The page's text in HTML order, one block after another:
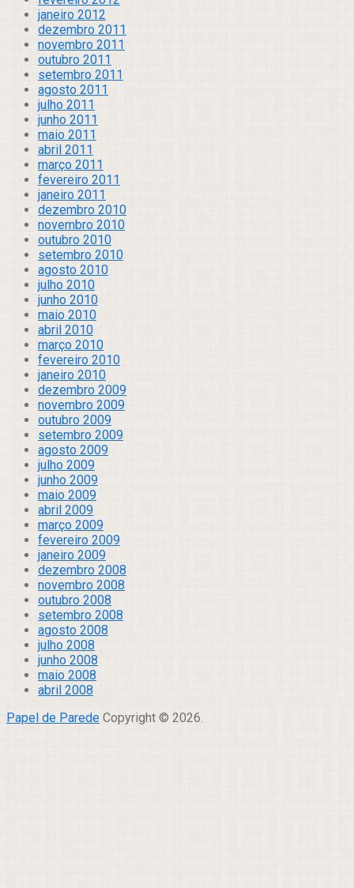
janeiro 2012
dezembro 2011
novembro 2011
outubro 2011
setembro 2011
agosto 2011
julho 2011
junho 2011
maio 2011
abril 2011
março 2011
fevereiro 2011
janeiro 2011
dezembro 2010
novembro 2010
outubro 2010
setembro 2010
agosto 2010
julho 2010
junho 2010
maio 2010
abril 2010
março 2010
fevereiro 2010
janeiro 2010
dezembro 2009
novembro 2009
outubro 2009
setembro 2009
agosto 2009
julho 2009
junho 2009
maio 2009
abril 2009
março 2009
fevereiro 2009
janeiro 2009
dezembro 2008
novembro 2008
outubro 2008
setembro 2008
agosto 2008
julho 2008
junho 2008
maio 2008
abril 2008
Papel de Parede Copyright © 2026.